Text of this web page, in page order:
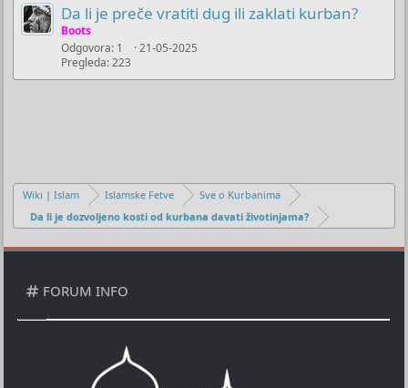
Da li je preče vratiti dug ili zaklati kurban?
Boots
Odgovora 1
Pregleda 223
21-05-2025
Wiki | Islam Islamske Fetve
Sve o Kurbanima
Da li je dozvoljeno kosti od kurbana davati životinjama?
FORUM INFO